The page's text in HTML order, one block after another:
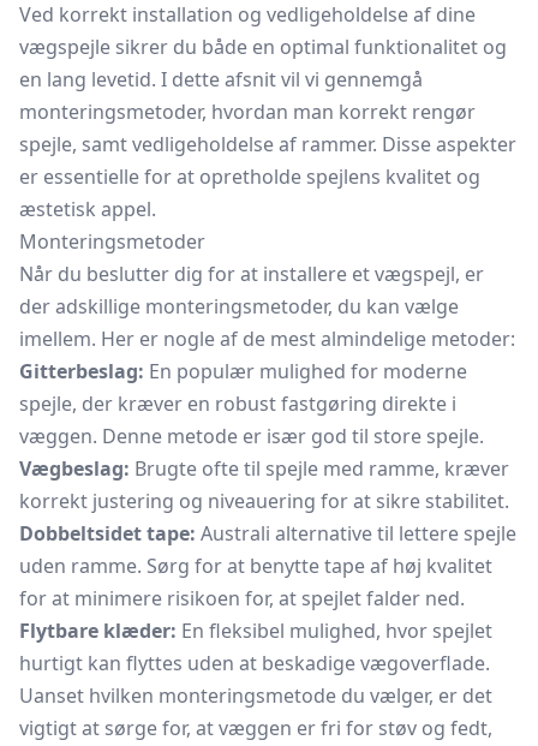
Ved korrekt installation og vedligeholdelse af dine
vægspejle sikrer du både en optimal funktionalitet og
en lang levetid. I dette afsnit vil vi gennemgå
monteringsmetoder, hvordan man korrekt rengør
spejle, samt vedligeholdelse af rammer. Disse aspekter
er essentielle for at opretholde spejlens kvalitet og
æstetisk appel.
Monteringsmetoder
Når du beslutter dig for at installere et vægspejl, er
der adskillige monteringsmetoder, du kan vælge
imellem. Her er nogle af de mest almindelige metoder:
Gitterbeslag: En populær mulighed for moderne
spejle, der kræver en robust fastgøring direkte i
væggen. Denne metode er især god til store spejle.
Vægbeslag: Brugte ofte til spejle med ramme, kræver
korrekt justering og niveauering for at sikre stabilitet.
Dobbeltsidet tape: Australi alternative til lettere spejle
uden ramme. Sørg for at benytte tape af høj kvalitet
for at minimere risikoen for, at spejlet falder ned.
Flytbare klæder: En fleksibel mulighed, hvor spejlet
hurtigt kan flyttes uden at beskadige vægoverflade.
Uanset hvilken monteringsmetode du vælger, er det
vigtigt at sørge for, at væggen er fri for støv og fedt,